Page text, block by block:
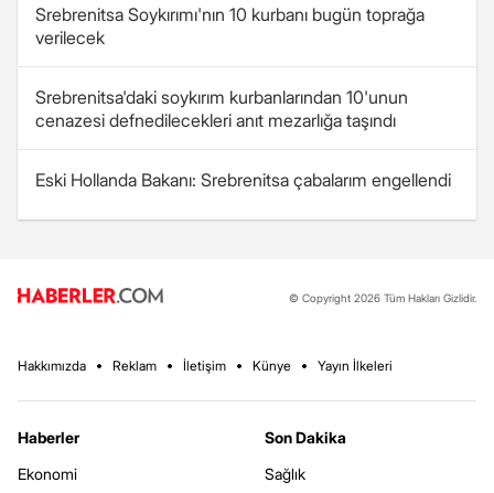
Srebrenitsa Soykırımı'nın 10 kurbanı bugün toprağa
verilecek
Srebrenitsa'daki soykırım kurbanlarından 10'unun
cenazesi defnedilecekleri anıt mezarlığa taşındı
Eski Hollanda Bakanı: Srebrenitsa çabalarım engellendi
© Copyright 2026 Tüm Hakları Gizlidir.
Hakkımızda Reklam İletişim Künye Yayın İlkeleri
Haberler
Ekonomi
Son Dakika
Sağlık